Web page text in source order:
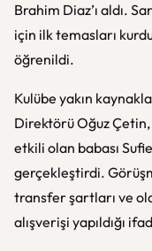
Brahim Diaz’ı aldı.
için ilk temasları
öğrenildi.
Kulübe yakın
Direktörü Oğuz
etkili olan babası
gerçekleştirdi.
transfer şartları ve
alışverişi yapıldığı